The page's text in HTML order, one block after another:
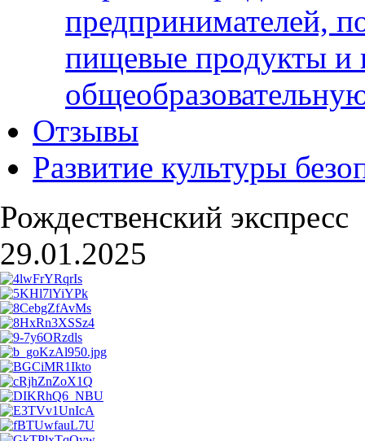
предпринимателей,
пищевые продукты и
Отзывы
Развитие культуры
Рождественский экспресс
29.01.2025